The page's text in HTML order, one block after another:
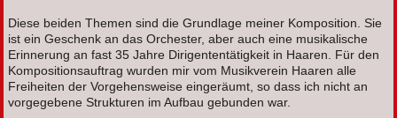
Diese beiden Themen sind die Grundlage meiner Komposition. Sie
ist ein Geschenk an das Orchester, aber auch eine musikalische
Erinnerung an fast 35 Jahre Dirigententätigkeit in Haaren. Für den
Kompositionsauftrag wurden mir vom Musikverein Haaren alle
Freiheiten der Vorgehensweise eingeräumt, so dass ich nicht an
vorgegebene Strukturen im Aufbau gebunden war.